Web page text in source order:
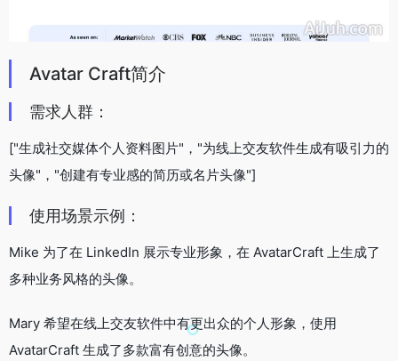
Avatar Craft简介
需求人群：
["生成社交媒体个人资料图片"，"为线上交友软件生成有吸引力的
头像"，"创建有专业感的简历或名片头像"]
使用场景示例：
Mike 为了在 LinkedIn 展示专业形象，在 AvatarCraft 上生成了
多种业务风格的头像。
Mary 希望在线上交友软件中有更出众的个人形象，使用
AvatarCraft 生成了多款富有创意的头像。